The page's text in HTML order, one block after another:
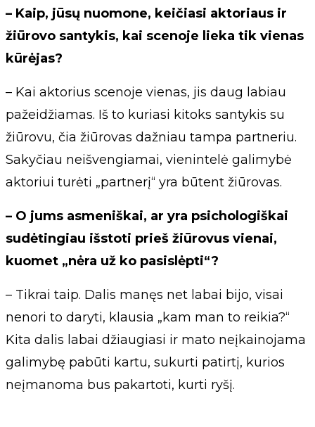
– Kaip, jūsų nuomone, keičiasi aktoriaus ir
žiūrovo santykis, kai scenoje lieka tik vienas
kūrėjas?
– Kai aktorius scenoje vienas, jis daug labiau
pažeidžiamas. Iš to kuriasi kitoks santykis su
žiūrovu, čia žiūrovas dažniau tampa partneriu.
Sakyčiau neišvengiamai, vienintelė galimybė
aktoriui turėti „partnerį“ yra būtent žiūrovas.
– O jums asmeniškai, ar yra psichologiškai
sudėtingiau išstoti prieš žiūrovus vienai,
kuomet „nėra už ko pasislėpti“?
– Tikrai taip. Dalis manęs net labai bijo, visai
nenori to daryti, klausia „kam man to reikia?“
Kita dalis labai džiaugiasi ir mato neįkainojama
galimybę pabūti kartu, sukurti patirtį, kurios
neįmanoma bus pakartoti, kurti ryšį.